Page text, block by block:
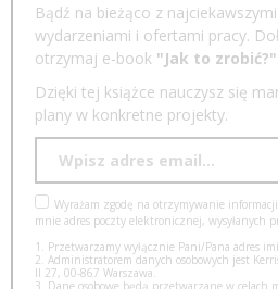
Bądź na bieżąco z
wydarzeniami i ofertami pracy.
otrzymaj e-book "Jak to zrobić?"
Dzięki tej książce nauczysz się
plany w konkretne projekty.
Wyrażam zgodę na otrzymywanie
mnie adres poczty elektronicznej, wysyłanych
1. Przetwarzamy wyłącznie Pani/Pana adres
2. Administratorem danych osobowych jest
II 27, 00-867 Warszawa.
3. Dane osobowe będą przetwarzane w celach